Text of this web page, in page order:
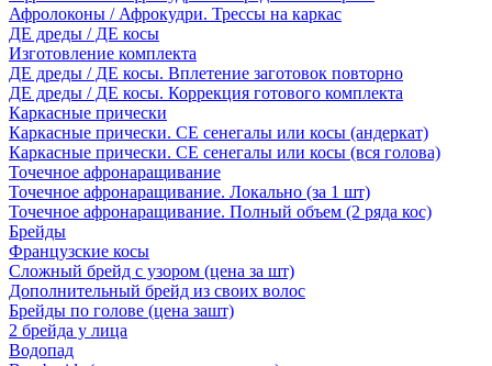
Афролоконы / Афрокудри. Трессы на каркас
ДЕ дреды / ДЕ косы
Изготовление комплекта
ДЕ дреды / ДЕ косы. Вплетение заготовок повторно
ДЕ дреды / ДЕ косы. Коррекция готового комплекта
Каркасные прически
Каркасные прически. СЕ сенегалы или косы (андеркат)
Каркасные прически. СЕ сенегалы или косы (вся голова)
Точечное афронаращивание
Точечное афронаращивание. Локально (за 1 шт)
Точечное афронаращивание. Полный объем (2 ряда кос)
Брейды
Французские косы
Сложный брейд с узором (цена за шт)
Дополнительный брейд из своих волос
Брейды по голове (цена зашт)
2 брейда у лица
Водопад